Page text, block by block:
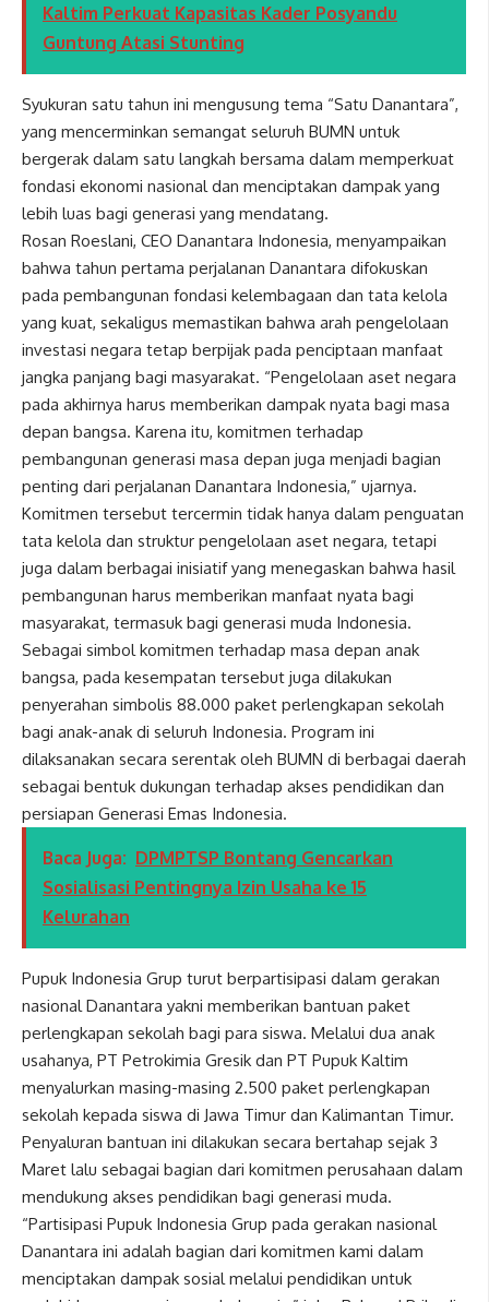
Kaltim Perkuat Kapasitas Kader Posyandu
Guntung Atasi Stunting
Syukuran satu tahun ini mengusung tema “Satu Danantara”,
yang mencerminkan semangat seluruh BUMN untuk
bergerak dalam satu langkah bersama dalam memperkuat
fondasi ekonomi nasional dan menciptakan dampak yang
lebih luas bagi generasi yang mendatang.
Rosan Roeslani, CEO Danantara Indonesia, menyampaikan
bahwa tahun pertama perjalanan Danantara difokuskan
pada pembangunan fondasi kelembagaan dan tata kelola
yang kuat, sekaligus memastikan bahwa arah pengelolaan
investasi negara tetap berpijak pada penciptaan manfaat
jangka panjang bagi masyarakat. “Pengelolaan aset negara
pada akhirnya harus memberikan dampak nyata bagi masa
depan bangsa. Karena itu, komitmen terhadap
pembangunan generasi masa depan juga menjadi bagian
penting dari perjalanan Danantara Indonesia,” ujarnya.
Komitmen tersebut tercermin tidak hanya dalam penguatan
tata kelola dan struktur pengelolaan aset negara, tetapi
juga dalam berbagai inisiatif yang menegaskan bahwa hasil
pembangunan harus memberikan manfaat nyata bagi
masyarakat, termasuk bagi generasi muda Indonesia.
Sebagai simbol komitmen terhadap masa depan anak
bangsa, pada kesempatan tersebut juga dilakukan
penyerahan simbolis 88.000 paket perlengkapan sekolah
bagi anak-anak di seluruh Indonesia. Program ini
dilaksanakan secara serentak oleh BUMN di berbagai daerah
sebagai bentuk dukungan terhadap akses pendidikan dan
persiapan Generasi Emas Indonesia.
Baca Juga: DPMPTSP Bontang Gencarkan
Sosialisasi Pentingnya Izin Usaha ke 15
Kelurahan
Pupuk Indonesia Grup turut berpartisipasi dalam gerakan
nasional Danantara yakni memberikan bantuan paket
perlengkapan sekolah bagi para siswa. Melalui dua anak
usahanya, PT Petrokimia Gresik dan PT Pupuk Kaltim
menyalurkan masing-masing 2.500 paket perlengkapan
sekolah kepada siswa di Jawa Timur dan Kalimantan Timur.
Penyaluran bantuan ini dilakukan secara bertahap sejak 3
Maret lalu sebagai bagian dari komitmen perusahaan dalam
mendukung akses pendidikan bagi generasi muda.
“Partisipasi Pupuk Indonesia Grup pada gerakan nasional
Danantara ini adalah bagian dari komitmen kami dalam
menciptakan dampak sosial melalui pendidikan untuk